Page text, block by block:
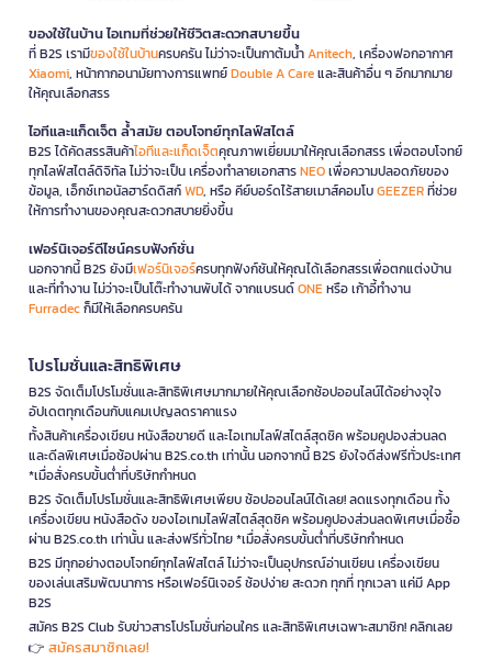
ของใช้ในบ้าน ไอเทมที่ช่วยให้ชีวิตสะดวกสบายขึ้น
ที่ B2S เรามีของใช้ในบ้านครบครัน ไม่ว่าจะเป็นกาต้มน้ำAnitech, เครื่องฟอกอากาศ
Xiaomi, หน้ากากอนามัยทางการแพทย์Double A Careและสินค้าอื่น ๆ อีกมากมาย
ให้คุณเลือกสรร
ไอทีและแก็ดเจ็ต ล้ำสมัย ตอบโจทย์ทุกไลฟ์สไตล์
B2S ได้คัดสรรสินค้าไอทีและแก็ดเจ็ตคุณภาพเยี่ยมมาให้คุณเลือกสรร เพื่อตอบโจทย์
ทุกไลฟ์สไตล์ดิจิทัล ไม่ว่าจะเป็น เครื่องทำลายเอกสารNEOเพื่อความปลอดภัยของ
ข้อมูล, เอ็กซ์เทอนัลฮาร์ดดิสก์WD, หรือ คีย์บอร์ดไร้สายเมาส์คอมโบGEEZERที่ช่วย
ให้การทำงานของคุณสะดวกสบายยิ่งขึ้น
เฟอร์นิเจอร์ดีไซน์ครบฟังก์ชั่น
นอกจากนี้ B2S ยังมีเฟอร์นิเจอร์ครบทุกฟังก์ชันให้คุณได้เลือกสรรเพื่อตกแต่งบ้าน
และที่ทำงาน ไม่ว่าจะเป็นโต๊ะทำงานพับได้ จากแบรนด์ONEหรือ เก้าอี้ทำงาน
Furradecก็มีให้เลือกครบครัน
โปรโมชั่นและสิทธิพิเศษ
B2S จัดเต็มโปรโมชั่นและสิทธิพิเศษมากมายให้คุณเลือกช้อปออนไลน์ได้อย่างจุใจ
อัปเดตทุกเดือนกับแคมเปญลดราคาแรง
ทั้งสินค้าเครื่องเขียน หนังสือขายดี และไอเทมไลฟ์สไตล์สุดชิค พร้อมคูปองส่วนลด
และดีลพิเศษเมื่อช้อปผ่าน B2S.co.th เท่านั้น นอกจากนี้ B2S ยังใจดีส่งฟรีทั่วประเทศ
*เมื่อสั่งครบขั้นต่ำที่บริษัทกำหนด
B2S จัดเต็มโปรโมชั่นและสิทธิพิเศษเพียบ ช้อปออนไลน์ได้เลย! ลดแรงทุกเดือน ทั้ง
เครื่องเขียน หนังสือดัง ของไอเทมไลฟ์สไตล์สุดชิค พร้อมคูปองส่วนลดพิเศษเมื่อซื้อ
ผ่าน B2S.co.th เท่านั้น และส่งฟรีทั่วไทย *เมื่อสั่งครบขั้นต่ำที่บริษัทกำหนด
B2S มีทุกอย่างตอบโจทย์ทุกไลฟ์สไตล์ ไม่ว่าจะเป็นอุปกรณ์อ่านเขียน เครื่องเขียน
ของเล่นเสริมพัฒนาการ หรือเฟอร์นิเจอร์ ช้อปง่าย สะดวก ทุกที่ ทุกเวลา แค่มี App
B2S
สมัคร B2S Club รับข่าวสารโปรโมชั่นก่อนใคร และสิทธิพิเศษเฉพาะสมาชิก! คลิกเลย
👉 สมัครสมาชิกเลย!